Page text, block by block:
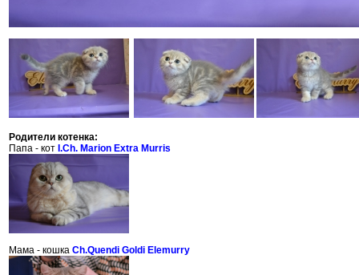
Родители котенка:
Папа - кот I.Ch. Marion Extra Murris
Мама - кошка Ch.Quendi Goldi Elemurry